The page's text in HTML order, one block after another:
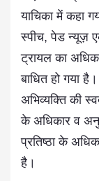
याचिका में कहा
स्पीच, पेड न्यूज़
ट्रायल का
बाधित हो गया
अभिव्यक्ति की
के अधिकार व
प्रतिष्ठा के
है।